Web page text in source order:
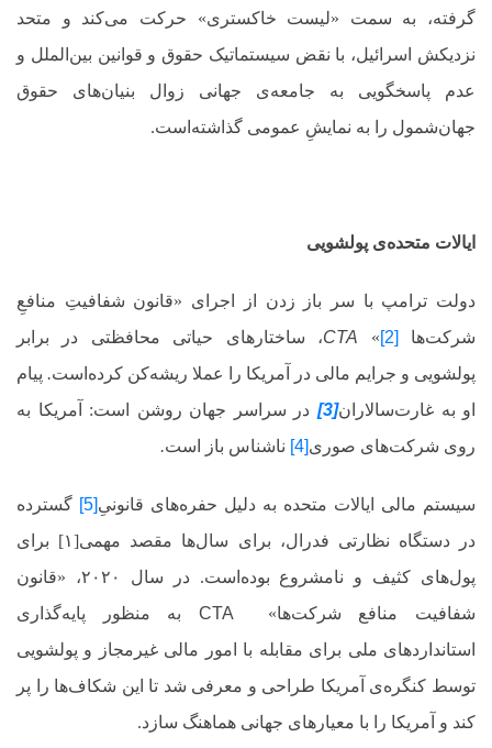
گرفته، به سمت «لیست خاکستری» حرکت می‌کند و متحد
نزدیکش اسرائیل، با نقض سیستماتیک حقوق و قوانین بین‌الملل و
عدم پاسخگویی به جامعه‌ی جهانی زوال بنیان‌های حقوق
جهان‌شمول را به نمایشِ عمومی گذاشته‌است.
ایالات متحده‌ی پولشویی
دولت ترامپ با سر باز زدن از اجرای «قانون شفافیتِ منافعِ
شرکت‌ها
»
CTA، ساختارهای حیاتی محافظتی در
برابر
پولشویی و جرایم مالی در آمریکا را عملا ریشهکن کردهاست.پیام
به غارت‌سالاران[3] در سراسر جهان روشن است: آمریکا به
روی شرکت‌های صوری[4] ناشناس باز است.
سیستم مالی ایالات متحده به دلیل حفره‌های قانونیِ[5]
گسترده
در دستگاه نظارتی فدرال، برای سال‌ها مقصد مهمی[۱] برای
پول‌های کثیف و نامشروع بوده‌است. در سال ۲۰۲۰، «قانون
شفافیت منافع شرکت‌ها»
CTA
به منظور پایه‌گذاری
استانداردهای ملی برای مقابله با امور مالی غیرمجاز و پولشویی
توسط کنگره‌ی آمریکا طراحی و معرفی شد تا این شکاف‌ها را پر
کند و آمریکا را با معیارهای جهانی هماهنگ سازد.